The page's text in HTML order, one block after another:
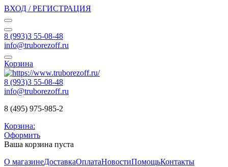
ВХОД / РЕГИСТРАЦИЯ
8 (993)3 55-08-48
info@truborezoff.ru
Корзина
8 (993)3 55-08-48
info@truborezoff.ru
8 (495) 975-985-2
Корзина:
Оформить
Ваша корзина пуста
О магазинеДоставкаОплатаНовостиПомощьКонтакты